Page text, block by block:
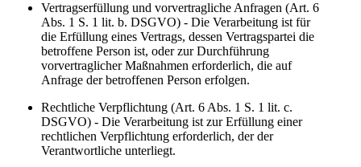
Vertragserfüllung und vorvertragliche Anfragen (Art. 6
Abs. 1 S. 1 lit. b. DSGVO) - Die Verarbeitung ist für
die Erfüllung eines Vertrags, dessen Vertragspartei die
betroffene Person ist, oder zur Durchführung
vorvertraglicher Maßnahmen erforderlich, die auf
Anfrage der betroffenen Person erfolgen.
Rechtliche Verpflichtung (Art. 6 Abs. 1 S. 1 lit. c.
DSGVO) - Die Verarbeitung ist zur Erfüllung einer
rechtlichen Verpflichtung erforderlich, der der
Verantwortliche unterliegt.